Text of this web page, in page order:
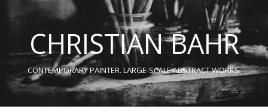
CHRISTIAN BAHR
CONTEMPORARY PAINTER. LARGE-SCALE ABSTRACT WORKS.